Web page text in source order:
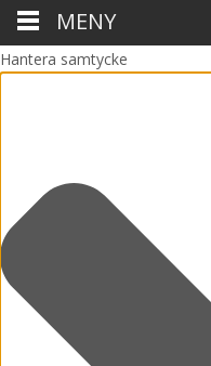
Hantera samtycke
MENY